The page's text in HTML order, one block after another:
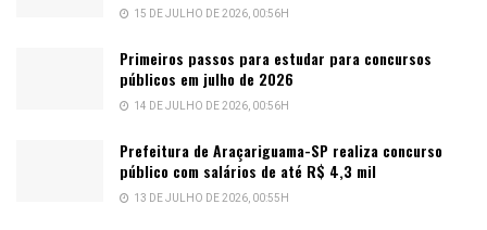
15 DE JULHO DE 2026, 00:56H
Primeiros passos para estudar para concursos
públicos em julho de 2026
14 DE JULHO DE 2026, 00:56H
Prefeitura de Araçariguama-SP realiza concurso
público com salários de até R$ 4,3 mil
13 DE JULHO DE 2026, 00:55H